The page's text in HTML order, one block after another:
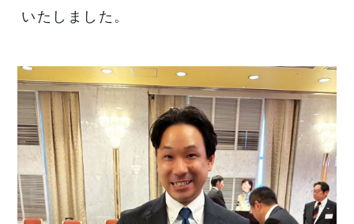
いたしました。